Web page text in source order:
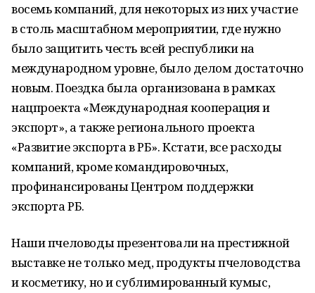
восемь компаний, для некоторых из них участие
в столь масштабном мероприятии, где нужно
было защитить честь всей республики на
международном уровне, было делом достаточно
новым. Поездка была организована в рамках
нацпроекта «Международная кооперация и
экспорт», а также регионального проекта
«Развитие экспорта в РБ». Кстати, все расходы
компаний, кроме командировочных,
профинансированы Центром поддержки
экспорта РБ.
Наши пчеловоды презентовали на престижной
выставке не только мед, продукты пчеловодства
и косметику, но и сублимированный кумыс,